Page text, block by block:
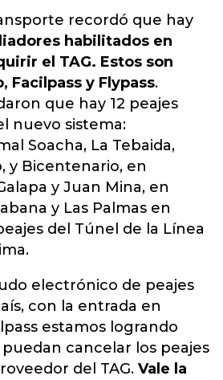
recordó que hay
habilitados en
el TAG. Estos son
Facilpass y Flypass.
que hay 12 peajes
nuevo sistema:
Soacha, La Tebaida,
y Bicentenario, en
y Juan Mina, en
y Las Palmas en
del Túnel de la Línea
electrónico de peajes
con la entrada en
estamos logrando
cancelar los peajes
del TAG. Vale la